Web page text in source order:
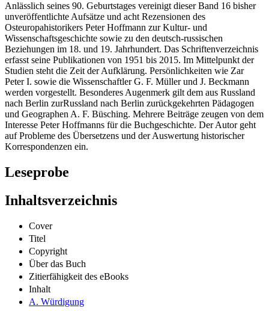
Anlässlich seines 90. Geburtstages vereinigt dieser Band 16 bisher
unveröffentlichte Aufsätze und acht Rezensionen des
Osteuropahistorikers Peter Hoffmann zur Kultur- und
Wissenschaftsgeschichte sowie zu den deutsch-russischen
Beziehungen im 18. und 19. Jahrhundert. Das Schriftenverzeichnis
erfasst seine Publikationen von 1951 bis 2015. Im Mittelpunkt der
Studien steht die Zeit der Aufklärung. Persönlichkeiten wie Zar
Peter I. sowie die Wissenschaftler G. F. Müller und J. Beckmann
werden vorgestellt. Besonderes Augenmerk gilt dem aus Russland
nach Berlin zurRussland nach Berlin zurückgekehrten Pädagogen
und Geographen A. F. Büsching. Mehrere Beiträge zeugen von dem
Interesse Peter Hoffmanns für die Buchgeschichte. Der Autor geht
auf Probleme des Übersetzens und der Auswertung historischer
Korrespondenzen ein.
Leseprobe
Inhaltsverzeichnis
Cover
Titel
Copyright
Über das Buch
Zitierfähigkeit des eBooks
Inhalt
A. Würdigung